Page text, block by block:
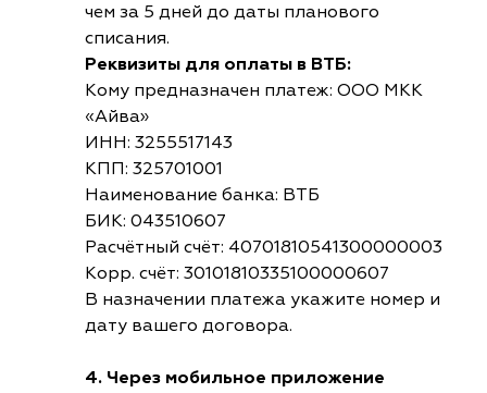
чем за 5 дней до даты планового
списания.
Реквизиты для оплаты в ВТБ:
Кому предназначен платеж: ООО МКК
«Айва»
ИНН: 3255517143
КПП: 325701001
Наименование банка: ВТБ
БИК: 043510607
Расчётный счёт: 40701810541300000003
Корр. счёт: 30101810335100000607
В назначении платежа укажите номер и
дату вашего договора.
4. Через мобильное приложение